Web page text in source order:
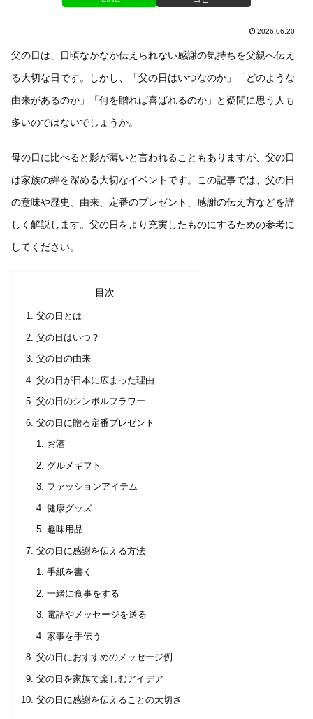
2026.06.20
父の日は、日頃なかなか伝えられない感謝の気持ちを父親へ伝え
る大切な日です。しかし、「父の日はいつなのか」「どのような
由来があるのか」「何を贈れば喜ばれるのか」と疑問に思う人も
多いのではないでしょうか。
母の日に比べると影が薄いと言われることもありますが、父の日
は家族の絆を深める大切なイベントです。この記事では、父の日
の意味や歴史、由来、定番のプレゼント、感謝の伝え方などを詳
しく解説します。父の日をより充実したものにするための参考に
してください。
目次
父の日とは
父の日はいつ？
父の日の由来
父の日が日本に広まった理由
父の日のシンボルフラワー
父の日に贈る定番プレゼント
お酒
グルメギフト
ファッションアイテム
健康グッズ
趣味用品
父の日に感謝を伝える方法
手紙を書く
一緒に食事をする
電話やメッセージを送る
家事を手伝う
父の日におすすめのメッセージ例
父の日を家族で楽しむアイデア
父の日に感謝を伝えることの大切さ